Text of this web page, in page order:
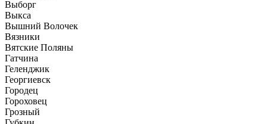
Выборг
Выкса
Вышний Волочек
Вязники
Вятские Поляны
Гатчина
Геленджик
Георгиевск
Городец
Гороховец
Грозный